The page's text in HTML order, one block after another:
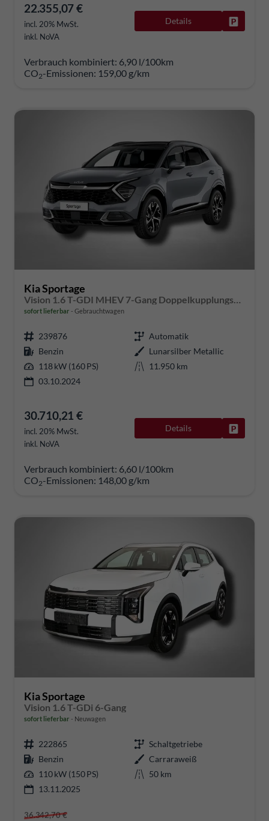
22.355,07 €
incl. 20% MwSt.
inkl. NoVA
Details
Verbrauch kombiniert: 6,90 l/100km
CO2-Emissionen: 159,00 g/km
Kia Sportage
Vision 1.6 T-GDI MHEV 7-Gang Doppelkupplungsgetriebe DCT
sofort lieferbar Gebrauchtwagen
239876
Automatik
Benzin
Lunarsilber Metallic
118 kW (160 PS)
11.950 km
03.10.2024
30.710,21 €
incl. 20% MwSt.
inkl. NoVA
Details
Verbrauch kombiniert: 6,60 l/100km
CO2-Emissionen: 148,00 g/km
Kia Sportage
Vision 1.6 T-GDi 6-Gang
sofort lieferbar Neuwagen
222865
Schaltgetriebe
Benzin
Carraraweiß
110 kW (150 PS)
50 km
13.11.2025
36.342,70 €